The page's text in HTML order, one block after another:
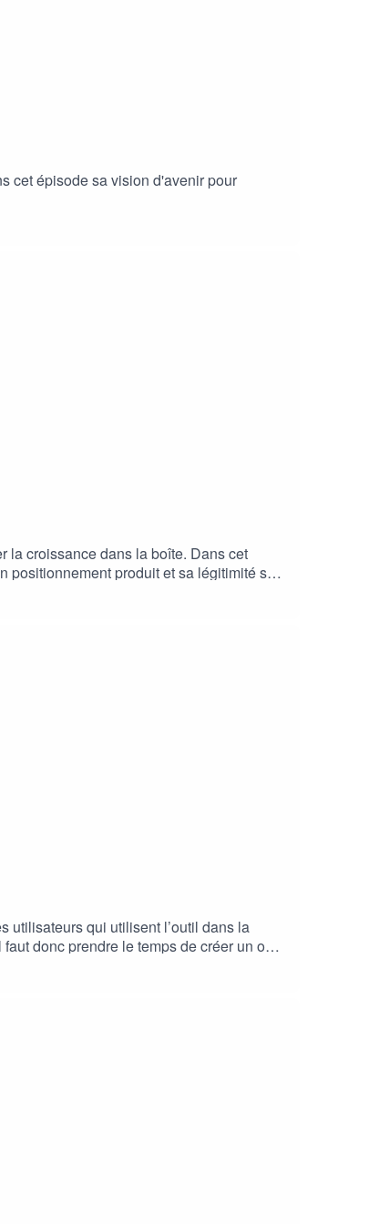
cet épisode sa vision d'avenir pour
la croissance dans la boîte. Dans cet
positionnement produit et sa légitimité sur
quand il y a discorde ?Bonne écoute
utilisateurs qui utilisent l’outil dans la
donc prendre le temps de créer un outil
? Comment éviter de tomber dans le